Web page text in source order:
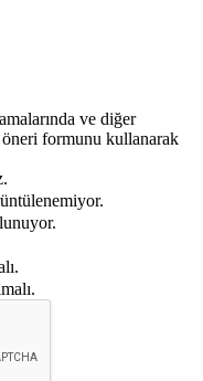
ve diğer
formunu kullanarak